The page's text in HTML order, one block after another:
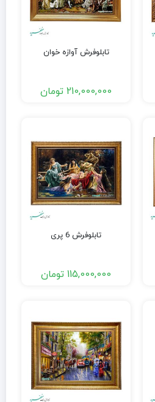
تابلوفرش آوازه خوان
210,000,000 تومان
تابلوفرش 6 پری
115,000,000 تومان